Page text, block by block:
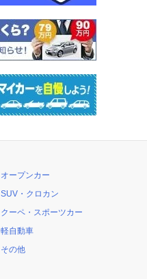
オープンカー
SUV・クロカン
クーペ・スポーツカー
軽自動車
その他